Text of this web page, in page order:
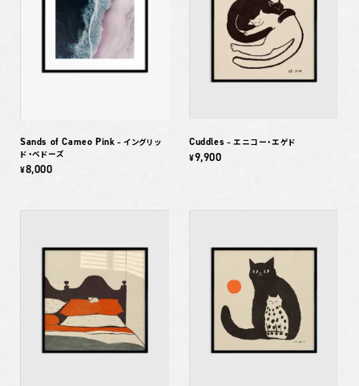
Sands of Cameo Pink – イングリッ
ド・ベドーズ
¥8,000
Cuddles – エニコー・エゲド
¥9,900